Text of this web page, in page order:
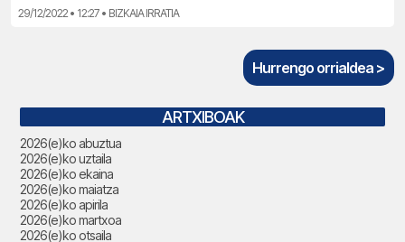
29/12/2022 • 12:27 • BIZKAIA IRRATIA
Hurrengo orrialdea >
ARTXIBOAK
2026(e)ko abuztua
2026(e)ko uztaila
2026(e)ko ekaina
2026(e)ko maiatza
2026(e)ko apirila
2026(e)ko martxoa
2026(e)ko otsaila